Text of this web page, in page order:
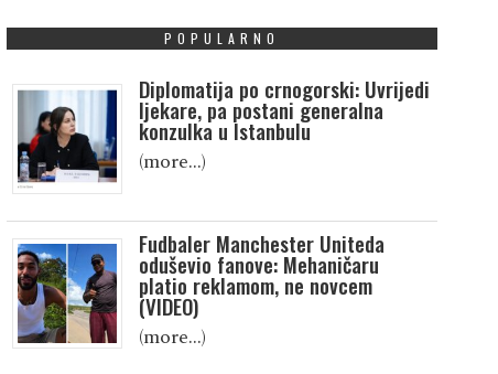
POPULARNO
Diplomatija po crnogorski: Uvrijedi
ljekare, pa postani generalna
konzulka u Istanbulu
(more…)
Fudbaler Manchester Uniteda
oduševio fanove: Mehaničaru
platio reklamom, ne novcem
(VIDEO)
(more…)